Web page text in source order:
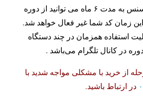
پس از فعال شدن لایسنس به مدت ۶ ماه می توانید از دوره
این زمان کد شما غیر فعال خواهد شد.
استفاده همزمان در چند دستگاه
در کانال تلگرام می‌باشد .
از خرید با مشکلی مواجه شدید با
در ارتباط باشید.